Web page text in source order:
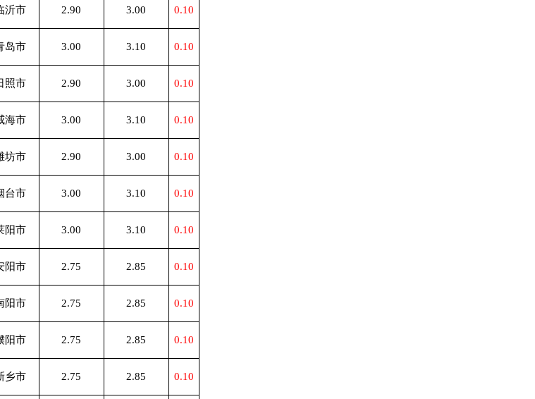
沂市 2.90 3.00 0.10
岛市 3.00 3.10 0.10
照市 2.90 3.00 0.10
海市 3.00 3.10 0.10
坊市 2.90 3.00 0.10
台市 3.00 3.10 0.10
阳市 3.00 3.10 0.10
阳市 2.75 2.85 0.10
阳市 2.75 2.85 0.10
阳市 2.75 2.85 0.10
乡市 2.75 2.85 0.10